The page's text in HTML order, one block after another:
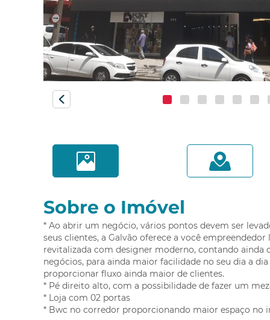
Novo Mundo
Orleans
Pilarzinho
Pinheirinho
Santa Cândida
Santa Felicidade
São Francisco
São Lourenço
Sítio Cercado
Tarumã
Tingui
Uberaba
Vargem Grande
Sobre o Imóvel
* Ao abrir um negócio, vários pontos devem ser
seus clientes, a Galvão oferece a você
revitalizada com designer moderno, contando ainda
negócios, para ainda maior facilidade no seu dia a
proporcionar fluxo ainda maior de clientes.
* Pé direito alto, com a possibilidade de fazer um
* Loja com 02 portas
* Bwc no corredor proporcionando maior espaço no